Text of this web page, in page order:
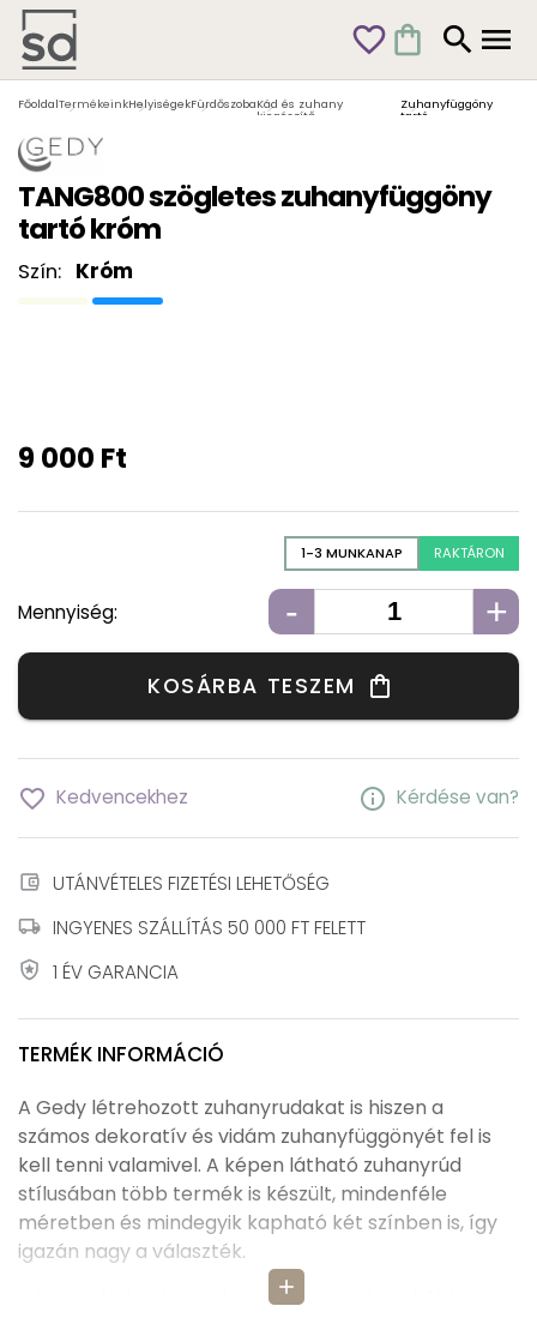
favorite_outline shopping_bag search menu
FőoldalTermékeinkHelyiségekFürdőszobaKád és zuhany
kiegészítő
Zuhanyfüggöny
tartó
TANG800 szögletes zuhanyfüggöny
tartó króm
9 000 Ft
Szín: Króm
1-3 MUNKANAP RAKTÁRON
Mennyiség: - +
KOSÁRBA TESZEM shopping_bag
favorite_border Kedvencekhez info Kérdése van?
account_balance_wallet UTÁNVÉTELES FIZETÉSI LEHETŐSÉG
local_shipping INGYENES SZÁLLÍTÁS 50 000 FT FELETT
local_police 1 ÉV GARANCIA
TERMÉK INFORMÁCIÓ
add
A Gedy létrehozott zuhanyrudakat is hiszen a
számos dekoratív és vidám zuhanyfüggönyét fel is
kell tenni valamivel. A képen látható zuhanyrúd
stílusában több termék is készült, mindenféle
méretben és mindegyik kapható két színben is, így
igazán nagy a választék.
A képen látható, szögletes zuhanyrudat inkább